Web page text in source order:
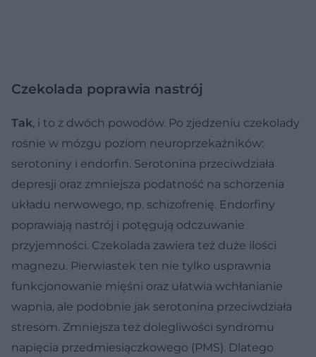
Czekolada poprawia nastrój
Tak, i to z dwóch powodów. Po zjedzeniu czekolady
rośnie w mózgu poziom neuroprzekaźników:
serotoniny i endorfin. Serotonina przeciwdziała
depresji oraz zmniejsza podatność na schorzenia
układu nerwowego, np. schizofrenię. Endorfiny
poprawiają nastrój i potęgują odczuwanie
przyjemności. Czekolada zawiera też duże ilości
magnezu. Pierwiastek ten nie tylko usprawnia
funkcjonowanie mięśni oraz ułatwia wchłanianie
wapnia, ale podobnie jak serotonina przeciwdziała
stresom. Zmniejsza też dolegliwości syndromu
napięcia przedmiesiączkowego (PMS). Dlatego